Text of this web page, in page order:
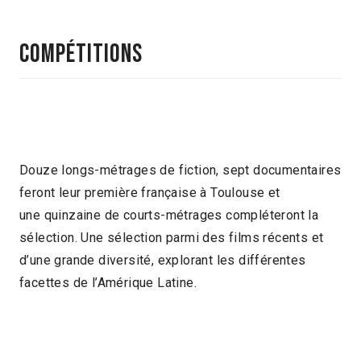
Compétitions
Douze longs-métrages de fiction, sept documentaires
feront leur première française à Toulouse et
une quinzaine de courts-métrages compléteront la
sélection. Une sélection parmi des films récents et
d’une grande diversité, explorant les différentes
facettes de l’Amérique Latine.